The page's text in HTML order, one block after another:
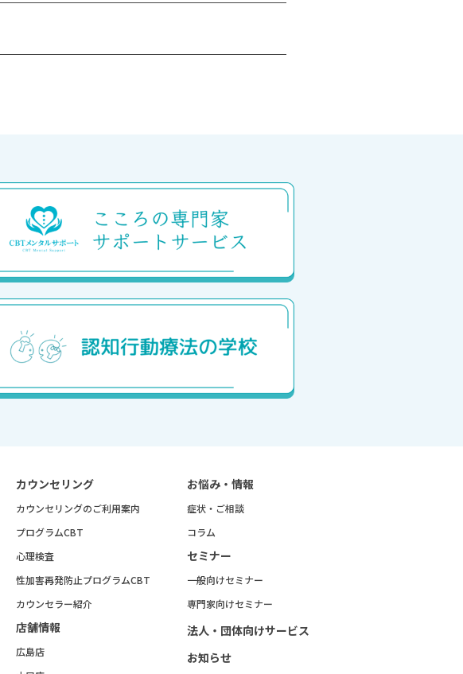
カウンセリング
カウンセリングのご利用案内
プログラムCBT
心理検査
性加害再発防止プログラムCBT
カウンセラー紹介
店舗情報
広島店
お悩み・情報
症状・ご相談
コラム
セミナー
一般向けセミナー
専門家向けセミナー
法人・団体向けサービス
お知らせ